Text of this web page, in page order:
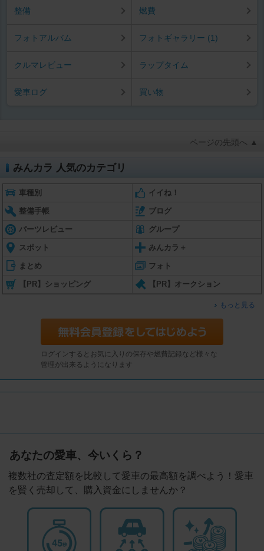
整備 燃費
フォトアルバム フォトギャラリー (1)
クルマレビュー ラップタイム
愛車ログ 買い物
ページの先頭へ ▲
みんカラ 人気のカテゴリ
車種別 イイね！
整備手帳 ブログ
パーツレビュー グループ
スポット みんカラ＋
まとめ フォト
【PR】ショッピング 【PR】オークション
もっと見る
ログインするとお気に入りの保存や燃費記録など様々な
管理が出来るようになります
あなたの愛車、今いくら？
複数社の査定額を比較して愛車の最高額を調べよう！愛車
を賢く売却して、購入資金にしませんか？